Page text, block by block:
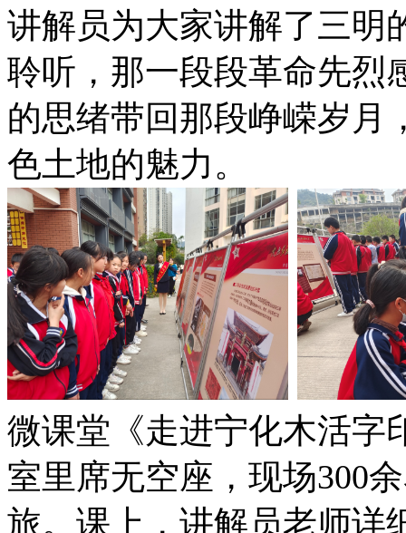
讲解员为大家讲解了三明
聆听，那一段段革命先烈
的思绪带回那段峥嵘岁月
色土地的魅力。
微课堂《走进宁化木活字
室里席无空座，现场300
旅。课上，讲解员老师详